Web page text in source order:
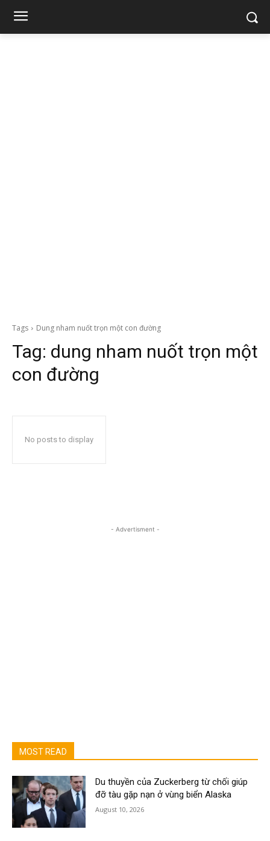
Tags Dung nham nuốt trọn một con đường
Tag: dung nham nuốt trọn một
con đường
No posts to display
- Advertisment -
MOST READ
Du thuyền của Zuckerberg từ chối giúp
đỡ tàu gặp nạn ở vùng biển Alaska
August 10, 2026